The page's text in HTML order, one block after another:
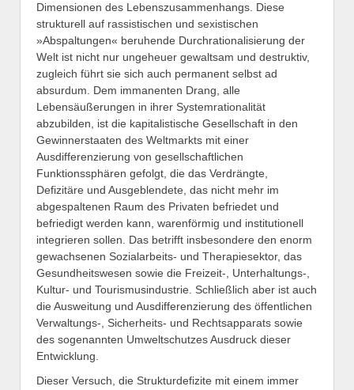
Dimensionen des Lebenszusammenhangs. Diese
strukturell auf rassistischen und sexistischen
»Abspaltungen« beruhende Durchrationalisierung der
Welt ist nicht nur ungeheuer gewaltsam und destruktiv,
zugleich führt sie sich auch permanent selbst ad
absurdum. Dem immanenten Drang, alle
Lebensäußerungen in ihrer Systemrationalität
abzubilden, ist die kapitalistische Gesellschaft in den
Gewinnerstaaten des Weltmarkts mit einer
Ausdifferenzierung von gesellschaftlichen
Funktionssphären gefolgt, die das Verdrängte,
Defizitäre und Ausgeblendete, das nicht mehr im
abgespaltenen Raum des Privaten befriedet und
befriedigt werden kann, warenförmig und institutionell
integrieren sollen. Das betrifft insbesondere den enorm
gewachsenen Sozialarbeits- und Therapiesektor, das
Gesundheitswesen sowie die Freizeit-, Unterhaltungs-,
Kultur- und Tourismusindustrie. Schließlich aber ist auch
die Ausweitung und Ausdifferenzierung des öffentlichen
Verwaltungs-, Sicherheits- und Rechtsapparats sowie
des sogenannten Umweltschutzes Ausdruck dieser
Entwicklung.
Dieser Versuch, die Strukturdefizite mit einem immer